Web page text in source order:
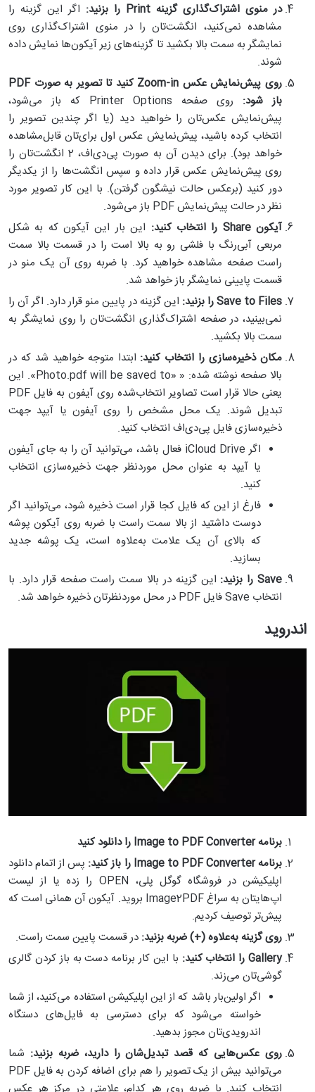
در منوی اشتراک‌گذاری گزینه Print را بزنید: اگر این گزینه را
مشاهده نمی‌کنید، انگشت‌تان را در منوی اشتراک‌گذاری روی
نمایشگر به سمت بالا بکشید تا گزینه‌های زیر آیکون‌ها نمایش داده
شوند.
روی پیش‌نمایش عکس
Zoom-in کنید تا تصویر به صورتPDF
باز شود:
روی صفحه Printer Options که باز می‌شود،
پیش‌نمایش عکس‌تان را خواهید دید (یا اگر چندین تصویر را
انتخاب کرده باشید، پیش‌نمایش عکس اول برای‌تان قابل‌مشاهده
خواهد بود). برای دیدن آن به صورت پی‌دی‌اف، 2 انگشت‌تان را
روی پیش‌نمایش عکس قرار داده و سپس انگشت‌ها را از یکدیگر
دور کنید (برعکس حالت نیشگون گرفتن). با این کار تصویر مورد
نظر در حالت پیش‌نمایش PDF باز می‌شود.
آیکونShare را انتخاب کنید: این بار این آیکون که به شکل
مربعی آبی‌رنگ با فلشی رو به بالا است را در قسمت بالا سمت
راست صفحه مشاهده خواهید کرد. با ضربه روی آن یک منو در
قسمت پایینی نمایشگر باز خواهد شد.
Save to Filesرا بزنید: این گزینه در پایین منو قرار دارد. اگر آن را
نمی‌بینید، در صفحه اشتراک‌گذاری انگشت‌تان را روی نمایشگر به
سمت بالا بکشید.
مکان ذخیره‌سازی را انتخاب کنید: ابتدا متوجه خواهید شد که در
بالا صفحه نوشته شده: « «Photo.pdf will be saved to». این
یعنی حالا قرار است تصاویر انتخاب‌شده روی آیفون به فایل PDF
تبدیل شوند. یک محل مشخص را روی آیفون یا آیپد جهت
ذخیره‌سازی فایل پی‌دی‌اف انتخاب کنید.
اگر iCloud Drive فعال باشد، می‌توانید آن را به جای آیفون
یا آیپد به عنوان محل موردنظر جهت ذخیره‌سازی انتخاب
کنید.
فارغ از این که فایل کجا قرار است ذخیره شود، می‌توانید اگر
دوست داشتید از بالا سمت راست با ضربه روی آیکون پوشه
که بالای آن یک علامت به‌علاوه است، یک پوشه جدید
بسازید.
Save را بزنید: این گزینه در بالا سمت راست صفحه قرار دارد. با
انتخاب Save فایل PDF در محل موردنظرتان ذخیره خواهد شد.
اندروید
برنامهImage to PDF Converter را دانلود کنید
برنامهImage to PDF Converter را باز کنید: پس از اتمام دانلود
اپلیکیشن در فروشگاه گوگل پلی، OPEN را زده یا از لیست
اپ‌هایتان به سراغ Image2PDF بروید. آیکون آن همانی است که
پیش‌تر توصیف کردیم.
روی گزینه به‌علاوه (+) ضربه بزنید: در قسمت پایین سمت راست.
Galleryرا انتخاب کنید: با این کار برنامه دست به باز کردن گالری
گوشی‌تان می‌زند.
اگر اولین‌بار باشد که از این اپلیکیشن استفاده می‌کنید، از شما
خواسته می‌شود که برای دسترسی به فایل‌های دستگاه
اندرویدی‌تان مجوز بدهید.
روی عکس‌هایی که قصد تبدیل‌شان را دارید، ضربه بزنید: شما
می‌توانید بیش از یک تصویر را هم برای اضافه کردن به فایل PDF